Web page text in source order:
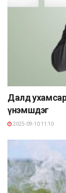
Далд
үнэмшдэг
2025-09-10 11:10